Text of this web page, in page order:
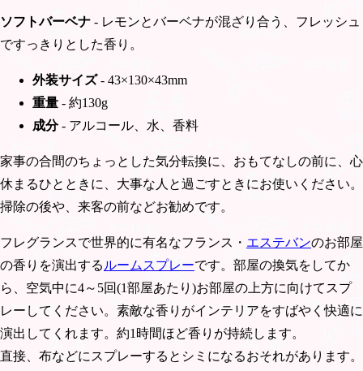
ソフトバーベナ - レモンとバーベナが混ざり合う、フレッシュ
ですっきりとした香り。
外装サイズ- 43×130×43mm
重量 - 約130g
成分- アルコール、水、香料
家事の合間のちょっとした気分転換に、おもてなしの前に、心
休まるひとときに、大事な人と過ごすときにお使いください。
掃除の後や、来客の前などお勧めです。
フレグランスで世界的に有名なフランス・ エステバンのお部屋
の香りを演出する ルームスプレーです。部屋の換気をしてか
ら、空気中に4～5回(1部屋あたり)お部屋の上方に向けてスプ
レーしてください。素敵な香りがインテリアをすばやく快適に
演出してくれます。約1時間ほど香りが持続します。
直接、布などにスプレーするとシミになるおそれがあります。